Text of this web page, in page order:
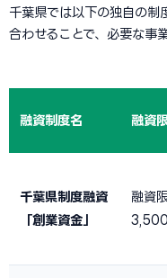
千葉県では以下の独自の制
合わせることで、必要な事
融資制度名 融資
千葉県制度融資
「創業資金」
融資
3,500